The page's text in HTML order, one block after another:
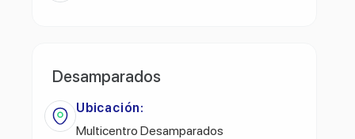
Desamparados
Ubicación:
Multicentro Desamparados